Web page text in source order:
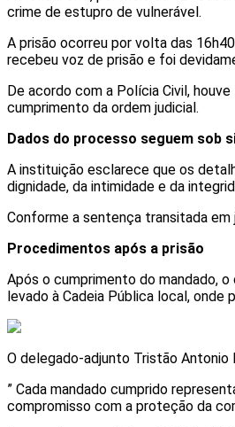
crime de estupro de vulnerável.
A prisão ocorreu por volta das
recebeu voz de prisão e foi
De acordo com a Polícia Civil,
cumprimento da ordem judicial.
Dados do processo seguem sob
A instituição esclarece que os
dignidade, da intimidade e da
Conforme a sentença transitada em
Procedimentos após a prisão
Após o cumprimento do mandado,
levado à Cadeia Pública local, onde
O delegado-adjunto Tristão Antonio
” Cada mandado cumprido
compromisso com a proteção da